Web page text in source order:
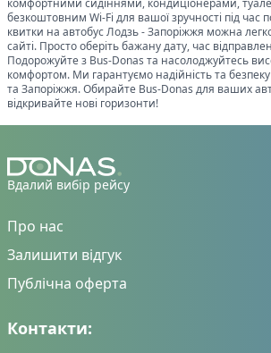
комфортними сидіннями, кондиціонерами,
безкоштовним Wi-Fi для вашої зручності під час
квитки на автобусЛодзь-Запоріжжя можна
сайті. Просто оберіть бажану дату, час
Подорожуйте з Bus-Donas та насолоджуйтесь
комфортом. Ми гарантуємо надійність та
та Запоріжжя. Обирайте Bus-Donas для ваших
відкривайте нові горизонти!
Вдалий вибір рейсу
Про нас
Залишити відгук
Публічна оферта
Контакти: